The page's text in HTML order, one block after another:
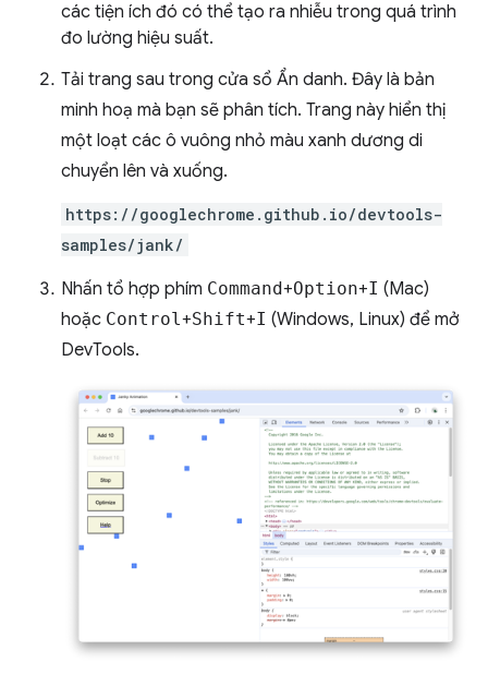
các tiện ích đó có thể tạo ra nhiễu trong quá trình
đo lường hiệu suất.
Tải trang sau trong cửa sổ Ẩn danh. Đây là bản
minh hoạ mà bạn sẽ phân tích. Trang này hiển thị
một loạt các ô vuông nhỏ màu xanh dương di
chuyển lên và xuống.
https://googlechrome.github.io/devtools-
samples/jank/
Nhấn tổ hợp phím Command+Option+I (Mac)
hoặc Control+Shift+I (Windows, Linux) để mở
DevTools.